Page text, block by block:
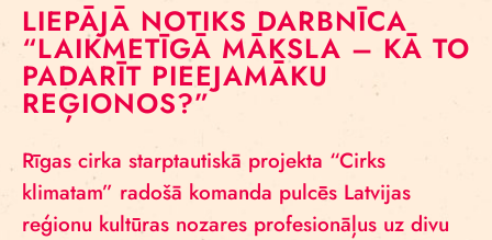
LIEPĀJĀ NOTIKS DARBNĪCA
“LAIKMETĪGĀ MĀKSLA – KĀ TO
PADARĪT PIEEJAMĀKU
REĢIONOS?”
Rīgas cirka starptautiskā projekta “Cirks
klimatam” radošā komanda pulcēs Latvijas
reģionu kultūras nozares profesionāļus uz divu